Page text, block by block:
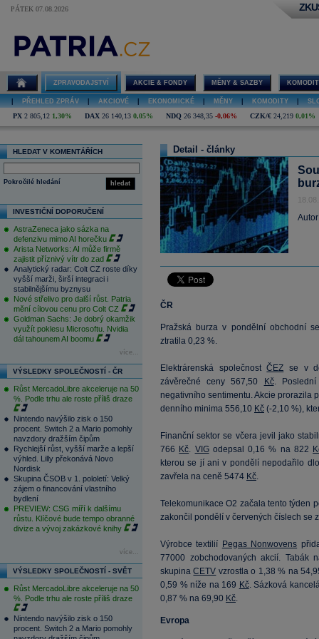
PÁTEK 07.08.2026
ZPRAVODAJSTVÍ AKCIE & FONDY MĚNY & SAZBY
PŘEHLED ZPRÁV AKCIOVÉ EKONOMICKÉ MĚNY KOMODITY
PX 2 805,12 1,30% DAX 26 140,13 0,05% NDQ 26 348,35 -0,06% CZK/€ 24,219 0,01%
HLEDAT V KOMENTÁŘÍCH
hledat
Pokročilé hledání
INVESTIČNÍ DOPORUČENÍ
AstraZeneca jako sázka na
defenzivu mimo AI horečku
Arista Networks: AI může firmě
zajistit příznivý vítr do zad
Analytický radar: Colt CZ roste díky
vyšší marži, širší integraci i
stabilnějšímu byznysu
Nové střelivo pro další růst. Patria
mění cílovou cenu pro Colt CZ
Goldman Sachs: Je dobrý okamžik
využít poklesu Microsoftu. Nvidia
dál tahounem AI boomu
více...
VÝSLEDKY SPOLEČNOSTÍ - ČR
Růst MercadoLibre akceleruje na 50
%. Podle trhu ale roste příliš draze
Nintendo navýšilo zisk o 150
procent. Switch 2 a Mario pomohly
navzdory dražším čipům
Rychlejší růst, vyšší marže a lepší
výhled. Lilly překonává Novo
Nordisk
Skupina ČSOB v 1. pololetí: Velký
zájem o financování vlastního
bydlení
PREVIEW: CSG míří k dalšímu
růstu. Klíčové bude tempo obranné
divize a vývoj zakázkové knihy
více...
VÝSLEDKY SPOLEČNOSTÍ - SVĚT
Růst MercadoLibre akceleruje na 50
%. Podle trhu ale roste příliš draze
Nintendo navýšilo zisk o 150
procent. Switch 2 a Mario pomohly
Detail - články
ČR
Pražská burza v pondělní obchodní
ztratila 0,23 %.
Elektrárenská společnostČEZ se v
závěrečné ceny 567,50
Kč.
negativního sentimentu. Akcie prorazila
denního minima 556,10 Kč (-2,10 %),
Finanční sektor se včera jevil jako
766 Kč. VIGodepsal 0,16 % na 822
kterou se jí ani v pondělí nepodařilo
zavřela na ceně 5474 Kč.
Telekomunikace O2 začala tento týden
zakončil pondělí v červených číslech se
Výrobce textilií Pegas Nonwovens
77000 zobchodovaných akcií.
skupinaCETV vzrostla o 1,38 % na
0,59 % níže na 169 Kč. Sázková
0,87 % na 69,90 Kč.
Evropa